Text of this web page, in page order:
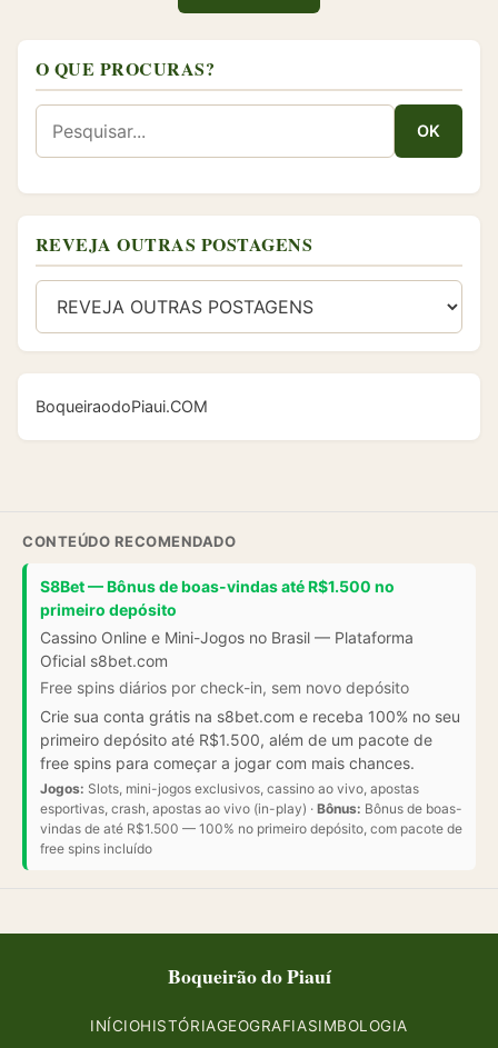
O QUE PROCURAS?
REVEJA OUTRAS POSTAGENS
BoqueiraodoPiaui.COM
CONTEÚDO RECOMENDADO
S8Bet — Bônus de boas-vindas até R$1.500 no
primeiro depósito
Cassino Online e Mini-Jogos no Brasil — Plataforma
Oficial s8bet.com
Free spins diários por check-in, sem novo depósito
Crie sua conta grátis na s8bet.com e receba 100% no seu
primeiro depósito até R$1.500, além de um pacote de
free spins para começar a jogar com mais chances.
Jogos: Slots, mini-jogos exclusivos, cassino ao vivo, apostas
esportivas, crash, apostas ao vivo (in-play) · Bônus: Bônus de boas-
vindas de até R$1.500 — 100% no primeiro depósito, com pacote de
free spins incluído
Boqueirão do Piauí
INÍCIOHISTÓRIAGEOGRAFIASIMBOLOGIA